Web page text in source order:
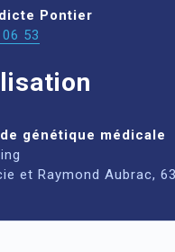
Pontier
53
génétique médicale
et Raymond Aubrac,